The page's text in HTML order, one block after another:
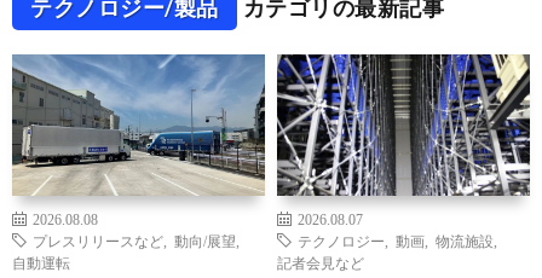
テクノロジー/製品 カテゴリの最新記事
2026.08.08
プレスリリースなど
動向/展望
自動運転
2026.08.07
テクノロジー
動画 物流施設
記者会見など